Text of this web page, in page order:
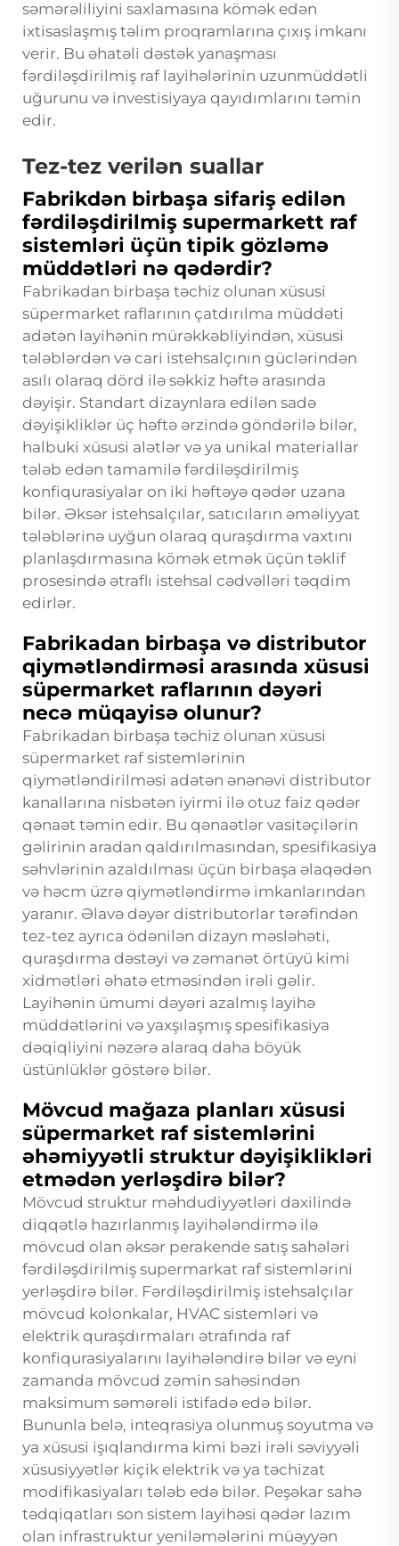
səmərəliliyini saxlamasına kömək edən
ixtisaslaşmış təlim proqramlarına çıxış imkanı
verir. Bu əhatəli dəstək yanaşması
fərdiləşdirilmiş raf layihələrinin uzunmüddətli
uğurunu və investisiyaya qayıdımlarını təmin
edir.
Tez-tez verilən suallar
Fabrikdən birbaşa sifariş edilən
fərdiləşdirilmiş supermarkett raf
sistemləri üçün tipik gözləmə
müddətləri nə qədərdir?
Fabrikadan birbaşa təchiz olunan xüsusi
süpermarket raflarının çatdırılma müddəti
adətən layihənin mürəkkəbliyindən, xüsusi
tələblərdən və cari istehsalçının güclərindən
asılı olaraq dörd ilə səkkiz həftə arasında
dəyişir. Standart dizaynlara edilən sadə
dəyişikliklər üç həftə ərzində göndərilə bilər,
halbuki xüsusi alətlər və ya unikal materiallar
tələb edən tamamilə fərdiləşdirilmiş
konfiqurasiyalar on iki həftəyə qədər uzana
bilər. Əksər istehsalçılar, satıcıların əməliyyat
tələblərinə uyğun olaraq quraşdırma vaxtını
planlaşdırmasına kömək etmək üçün təklif
prosesində ətraflı istehsal cədvəlləri təqdim
edirlər.
Fabrikadan birbaşa və distributor
qiymətləndirməsi arasında xüsusi
süpermarket raflarının dəyəri
necə müqayisə olunur?
Fabrikadan birbaşa təchiz olunan xüsusi
süpermarket raf sistemlərinin
qiymətləndirilməsi adətən ənənəvi distributor
kanallarına nisbətən iyirmi ilə otuz faiz qədər
qənaət təmin edir. Bu qənaətlər vasitəçilərin
gəlirinin aradan qaldırılmasından, spesifikasiya
səhvlərinin azaldılması üçün birbaşa əlaqədən
və həcm üzrə qiymətləndirmə imkanlarından
yaranır. Əlavə dəyər distributorlar tərəfindən
tez-tez ayrıca ödənilən dizayn məsləhəti,
quraşdırma dəstəyi və zəmanət örtüyü kimi
xidmətləri əhatə etməsindən irəli gəlir.
Layihənin ümumi dəyəri azalmış layihə
müddətlərini və yaxşılaşmış spesifikasiya
dəqiqliyini nəzərə alaraq daha böyük
üstünlüklər göstərə bilər.
Mövcud mağaza planları xüsusi
süpermarket raf sistemlərini
əhəmiyyətli struktur dəyişiklikləri
etmədən yerləşdirə bilər?
Mövcud struktur məhdudiyyətləri daxilində
diqqətlə hazırlanmış layihələndirmə ilə
mövcud olan əksər perakende satış sahələri
fərdiləşdirilmiş supermarkat raf sistemlərini
yerləşdirə bilər. Fərdiləşdirilmiş istehsalçılar
mövcud kolonkalar, HVAC sistemləri və
elektrik quraşdırmaları ətrafında raf
konfiqurasiyalarını layihələndirə bilər və eyni
zamanda mövcud zəmin sahəsindən
maksimum səmərəli istifadə edə bilər.
Bununla belə, inteqrasiya olunmuş soyutma və
ya xüsusi işıqlandırma kimi bəzi irəli səviyyəli
xüsusiyyətlər kiçik elektrik və ya təchizat
modifikasiyaları tələb edə bilər. Peşəkar sahə
tədqiqatları son sistem layihəsi qədər lazım
olan infrastruktur yeniləmələrini müəyyən